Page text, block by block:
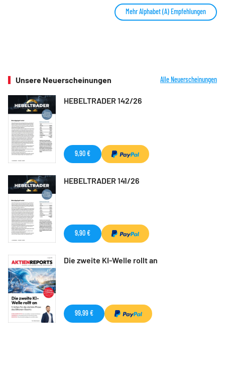
Mehr Alphabet (A) Empfehlungen
Unsere Neuerscheinungen Alle Neuerscheinungen
HEBELTRADER 142/26
9,90 €
HEBELTRADER 141/26
9,90 €
Die zweite KI-Welle rollt an
99,99 €